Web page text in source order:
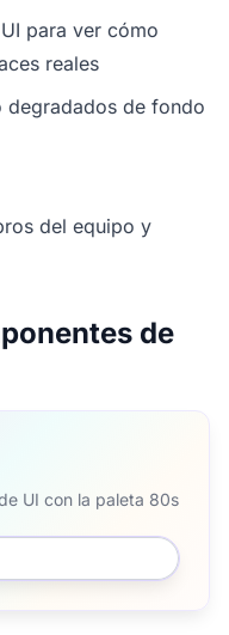
para ver cómo
reales
degradados de fondo
del equipo y
de
UI con la paleta 80s